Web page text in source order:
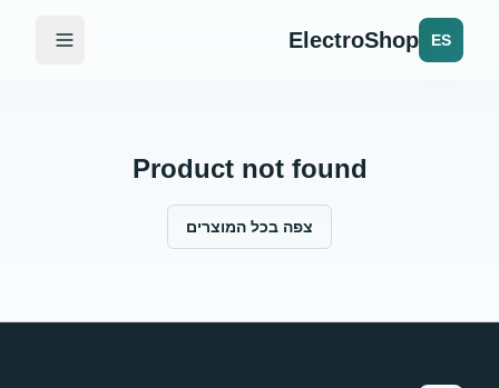
ES
ElectroShop
Product not found
צפה בכל המוצרים